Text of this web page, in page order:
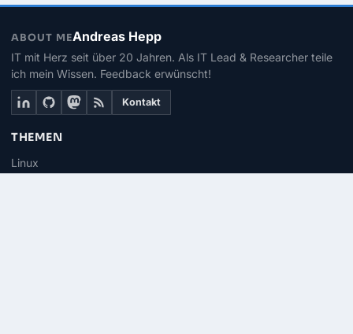
ABOUT MEAndreas Hepp
IT mit Herz seit über 20 Jahren. Als IT Lead & Researcher teile
ich mein Wissen. Feedback erwünscht!
Kontakt
THEMEN
Linux